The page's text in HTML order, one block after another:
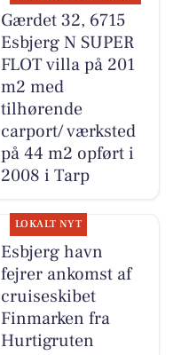
Gærdet 32, 6715
Esbjerg N SUPER
FLOT villa på 201
m2 med
tilhørende
carport/ værksted
på 44 m2 opført i
2008 i Tarp
LOKALT NYT
Esbjerg havn
fejrer ankomst af
cruiseskibet
Finmarken fra
Hurtigruten